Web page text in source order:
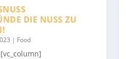
DIE NUSS ZU
| Food